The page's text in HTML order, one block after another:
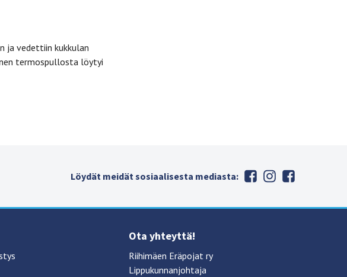
ja vedettiin kukkulan
termospullosta löytyi
Löydät meidät sosiaalisesta mediasta:
Ota yhteyttä!
Riihimäen Eräpojat ry
Lippukunnanjohtaja